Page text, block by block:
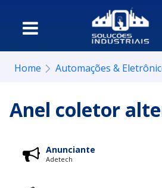
Home Automações &
Anel coletor
Anunciante
Adetech